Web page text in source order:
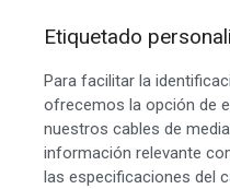
Etiquetado
Para facilitar la
ofrecemos la opción de
nuestros cables de
información relevante
las especificaciones del